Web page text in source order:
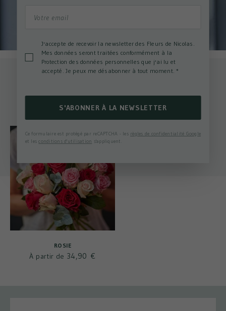
intéresser
ROSIE
À partir de 34,90 €
J'accepte de recevoir la newsletter des Fleurs de Nicolas.
Mes données seront traitées conformément à la
Protection des données personnelles que j'ai lu et
accepté. Je peux me désabonner à tout moment.*
S'ABONNER À LA NEWSLETTER
Ce formulaire est protégé par reCAPTCHA - les règles de confidentialité Google
et lesconditions d'utilisation s'appliquent.